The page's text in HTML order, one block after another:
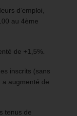
d’emploi,
au 4ème
de +1,5%.
inscrits (sans
a augmenté de
tenus de